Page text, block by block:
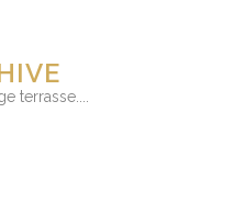
terrasse....